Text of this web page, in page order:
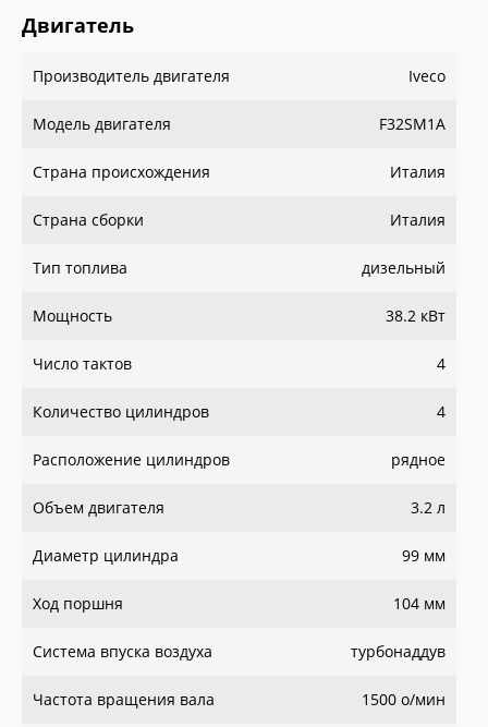
Двигатель
Производитель двигателя Iveco
Модель двигателя F32SM1A
Страна происхождения Италия
Страна сборки Италия
Тип топлива дизельный
Мощность 38.2 кВт
Число тактов 4
Количество цилиндров 4
Расположение цилиндров рядное
Объем двигателя 3.2 л
Диаметр цилиндра 99 мм
Ход поршня 104 мм
Система впуска воздуха турбонаддув
Частота вращения вала 1500 о/мин